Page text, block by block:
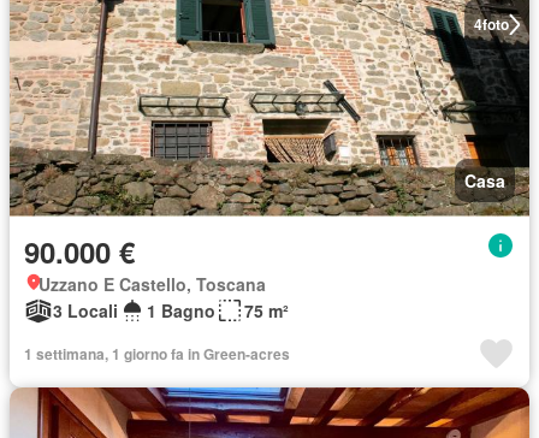
4foto
Casa
90.000 €
Uzzano E Castello, Toscana
3 Locali
1 Bagno 75 m²
1 settimana, 1 giorno fa in Green-acres